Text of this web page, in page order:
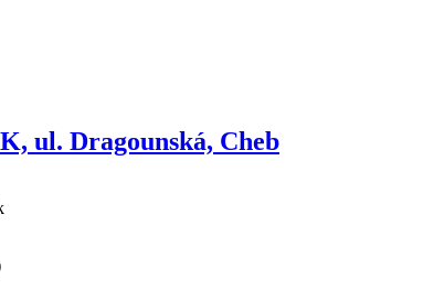
ul. Dragounská, Cheb